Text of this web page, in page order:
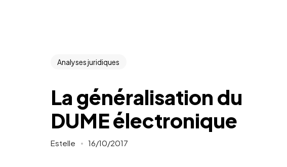
Analyses juridiques
La généralisation du
DUME électronique
Estelle 16/10/2017